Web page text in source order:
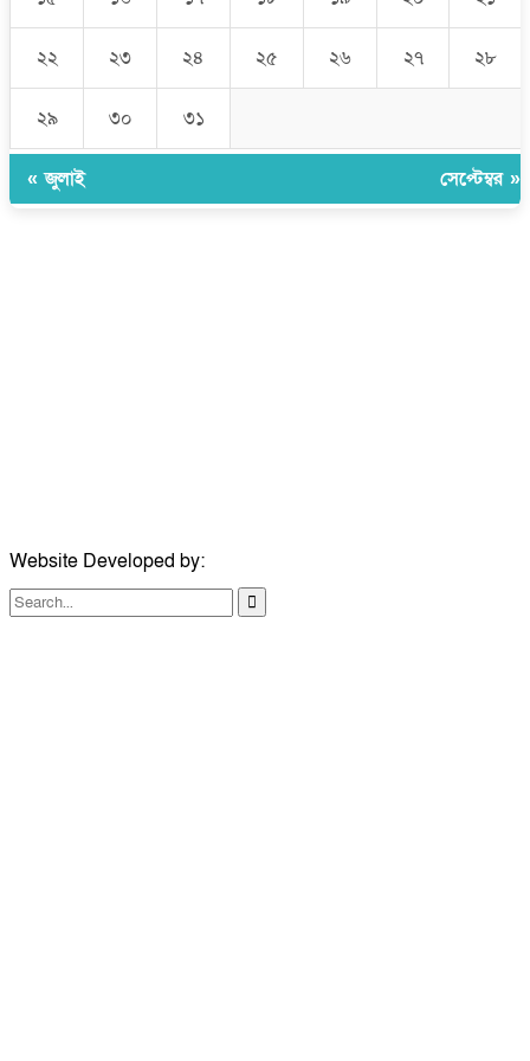
২২ ২৩ ২৪ ২৫ ২৬ ২৭ ২৮
২৯ ৩০ ৩১
« জুলাই সেপ্টেম্বর »
Website Developed by: